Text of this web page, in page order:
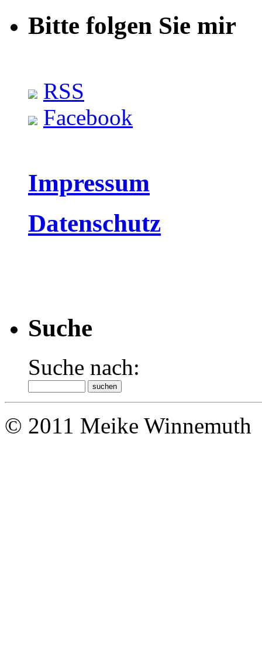
Bitte folgen Sie mir
RSS
Facebook
Impressum
Datenschutz
Suche
Suche nach:
© 2011 Meike Winnemuth